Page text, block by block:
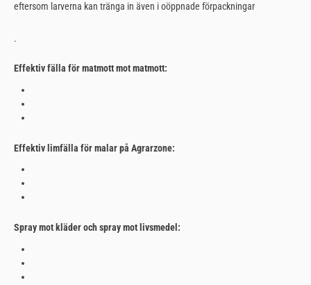
eftersom larverna kan tränga in även i oöppnade förpackningar
.
Effektiv fälla för matmott mot matmott:
Effektiv limfälla för malar på Agrarzone:
Spray mot kläder och spray mot livsmedel: